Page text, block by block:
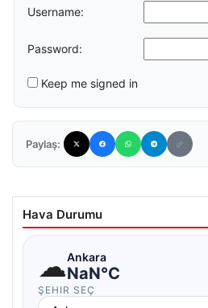
Username:
Password:
Keep me signed in
Paylaş:
Hava Durumu
☁Ankara
NaN°C
ŞEHIR SEÇ